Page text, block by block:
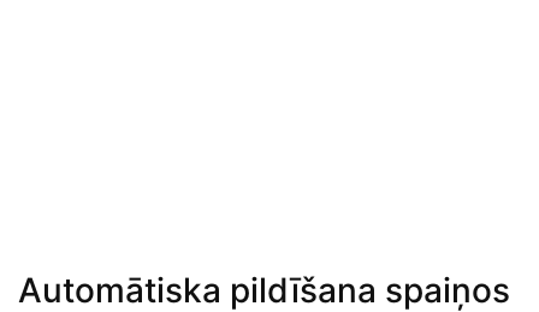
Automātiska pildīšana spaiņos